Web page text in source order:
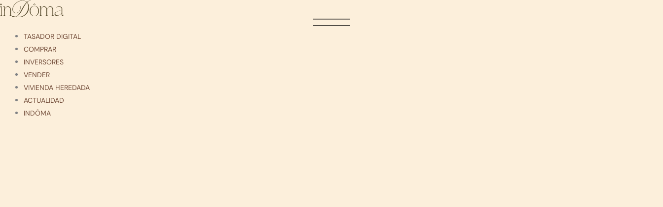
Ir
al
TASADOR DIGITAL
COMPRAR
INVERSORES
VENDER
VIVIENDA HEREDADA
ACTUALIDAD
INDÔMA